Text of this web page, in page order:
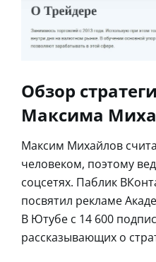
Обзор
Максима
Максим Михайлов
человеком, поэтому
соцсетях. Паблик
посвятил рекламе
В Ютубе с 14 600
рассказывающих о